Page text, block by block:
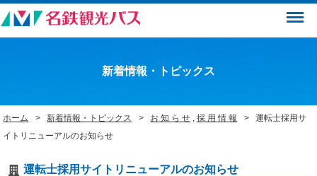
Menu
新着情報・トピックス
ホーム 新着情報・トピックス お 知 ら せ ,採 用 情 報
運転士採用サ
イトリニューアルのお知らせ
運転士採用サイトリニューアルのお知らせ